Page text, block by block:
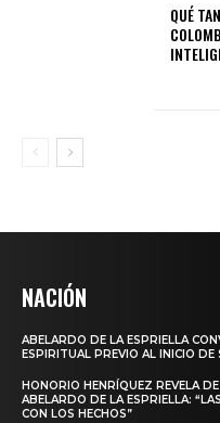
QUÉ
NACIÓN
ABELARDO DE LA ESPRIELLA
ESPIRITUAL PREVIO AL INICIO DE
HONORIO HENRÍQUEZ REVELA
ABELARDO DE LA ESPRIELLA:
CON LOS HECHOS”